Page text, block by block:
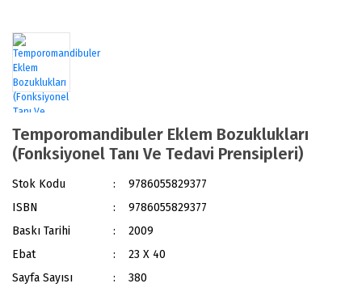
Temporomandibuler Eklem Bozuklukları
(Fonksiyonel Tanı Ve Tedavi Prensipleri)
Stok Kodu
9786055829377
ISBN
9786055829377
Baskı Tarihi
2009
Ebat
23 X 40
Sayfa Sayısı
380